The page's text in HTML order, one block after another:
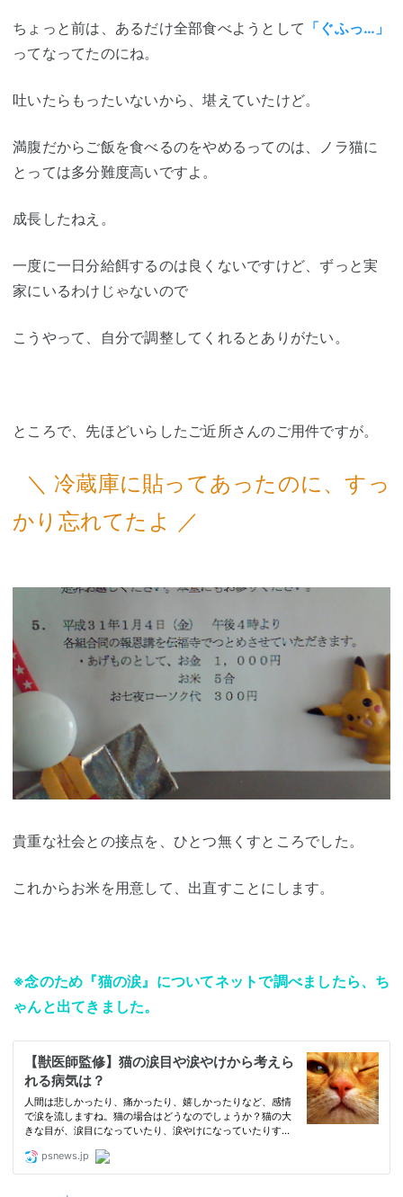
ちょっと前は、あるだけ全部食べようとして 「ぐふっ…」
ってなってたのにね。
吐いたらもったいないから、堪えていたけど。
満腹だからご飯を食べるのをやめるってのは、ノラ猫に
とっては多分難度高いですよ。
成長したねえ。
一度に一日分給餌するのは良くないですけど、ずっと実
家にいるわけじゃないので
こうやって、自分で調整してくれるとありがたい。
ところで、先ほどいらしたご近所さんのご用件ですが。
＼ 冷蔵庫に貼ってあったのに、すっ
かり忘れてたよ ／
貴重な社会との接点を、ひとつ無くすところでした。
これからお米を用意して、出直すことにします。
※念のため『猫の涙』についてネットで調べましたら、ち
ゃんと出てきました。